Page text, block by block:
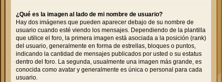
¿Qué es la imagen al lado de mi nombre de usuario?
Hay dos imágenes que pueden aparecer debajo de su nombre de
usuario cuando esté viendo los mensajes. Dependiendo de la plantilla
que utilice el foro, la primera imagen está asociada a la posición (rank)
del usuario, generalmente en forma de estrellas, bloques o puntos,
indicando la cantidad de mensajes publicados por usted o su estatus
dentro del foro. La segunda, usualmente una imagen más grande, es
conocida como avatar y generalmente es única o personal para cada
usuario.